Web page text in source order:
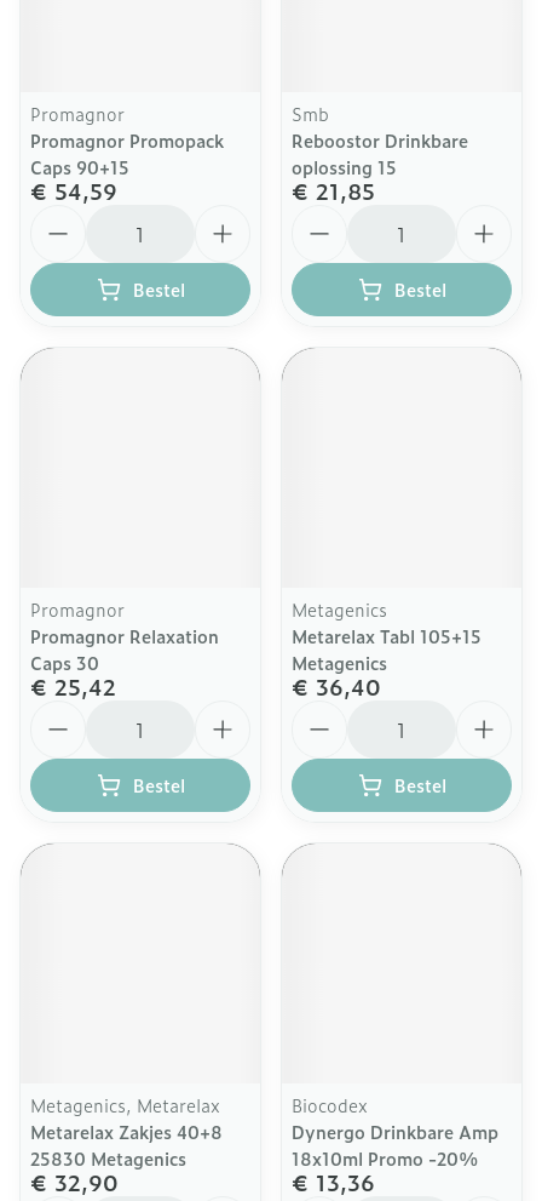
Promagnor
Promagnor Promopack
Caps 90+15
€ 54,59
Bestel
Smb
Reboostor Drinkbare
oplossing 15
€ 21,85
Bestel
Promagnor
Promagnor Relaxation
Caps 30
€ 25,42
Bestel
Metagenics
Metarelax Tabl 105+15
Metagenics
€ 36,40
Bestel
Metagenics, Metarelax
Metarelax Zakjes 40+8
25830 Metagenics
€ 32,90
Biocodex
Dynergo Drinkbare Amp
18x10ml Promo -20%
€ 13,36